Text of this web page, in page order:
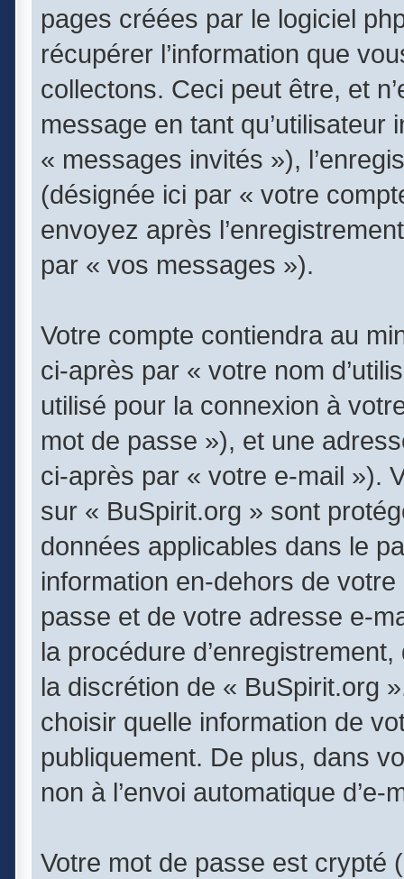
pages créées par le logiciel
récupérer l’information que
collectons. Ceci peut être, et
message en tant
« messages invités »),
(désignée ici par « votre
envoyez après
par « vos messages »).
Votre compte contiendra au
ci-après par « votre nom
utilisé pour la connexion à
mot de passe »), et une
ci-après par « votre e-mail »).
sur « BuSpirit.org » sont
données applicables dans le
information en-dehors de
passe et de votre adresse e-
la procédure
la discrétion de « BuSpirit.org
choisir quelle information de
publiquement. De plus, dans
non à l’envoi automatique
Votre mot de passe est crypté